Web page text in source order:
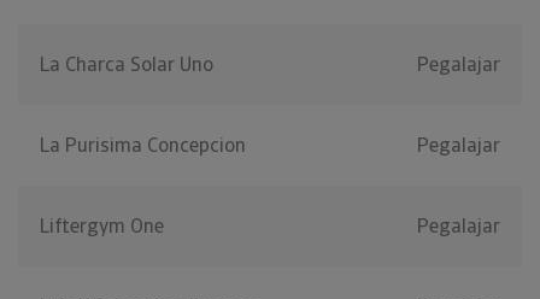
La Charca Solar Uno Pegalajar
La Purisima Concepcion Pegalajar
Liftergym One Pegalajar